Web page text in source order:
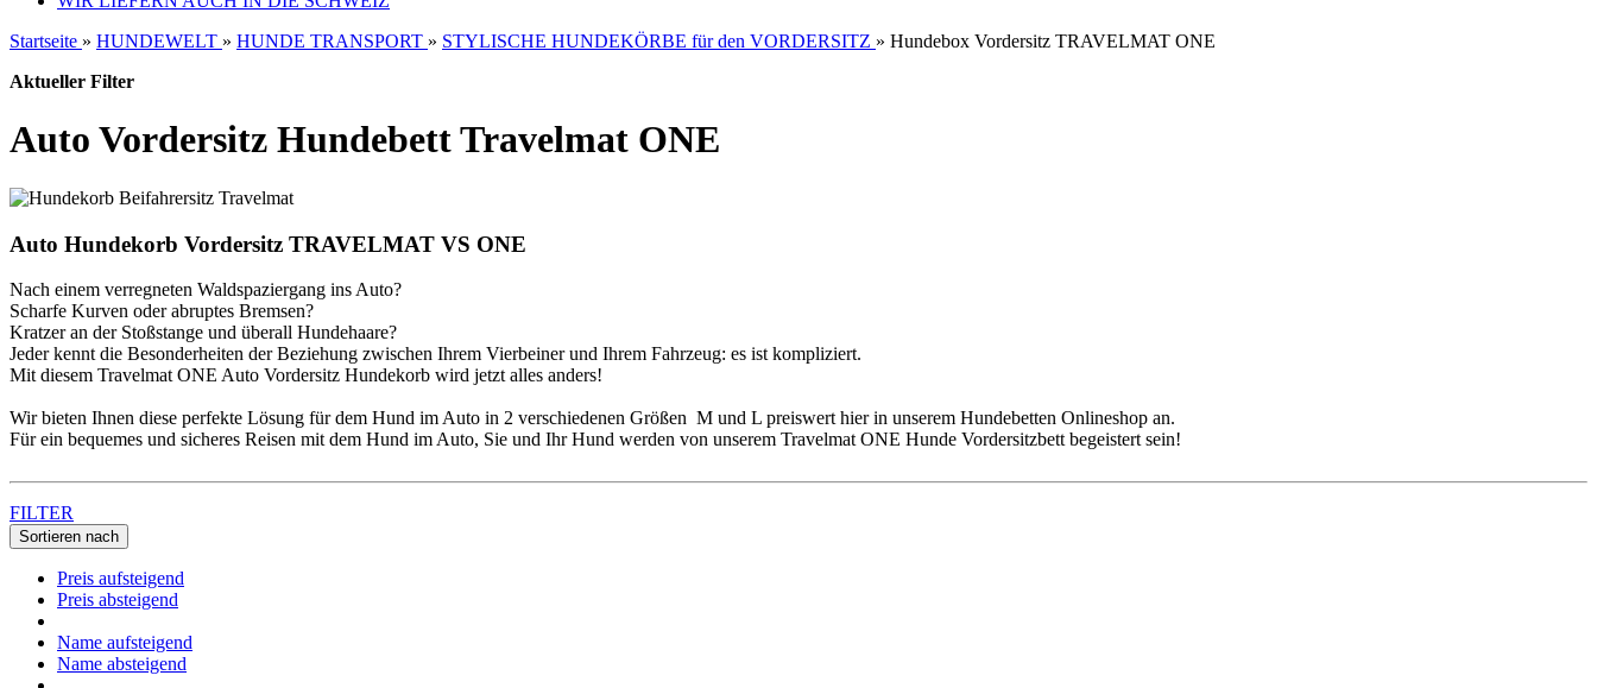
Startseite » HUNDEWELT » HUNDE TRANSPORT » STYLISCHE HUNDEKÖRBE für den VORDERSITZ » Hundebox Vordersitz TRAVELMAT ONE
Aktueller Filter
Auto Vordersitz Hundebett Travelmat ONE
Auto Hundekorb Vordersitz TRAVELMAT VS ONE
Nach einem verregneten Waldspaziergang ins Auto?
Scharfe Kurven oder abruptes Bremsen?
Kratzer an der Stoßstange und überall Hundehaare?
Jeder kennt die Besonderheiten der Beziehung zwischen Ihrem Vierbeiner und Ihrem Fahrzeug: es ist kompliziert.
Mit diesem Travelmat ONE Auto Vordersitz Hundekorb wird jetzt alles anders!
Wir bieten Ihnen diese perfekte Lösung für dem Hund im Auto in 2 verschiedenen Größen M und L preiswert hier in unserem Hundebetten Onlineshop an.
Für ein bequemes und sicheres Reisen mit dem Hund im Auto, Sie und Ihr Hund werden von unserem Travelmat ONE Hunde Vordersitzbett begeistert sein!
FILTER
Sortieren nach
Preis aufsteigend
Preis absteigend
Name aufsteigend
Name absteigend